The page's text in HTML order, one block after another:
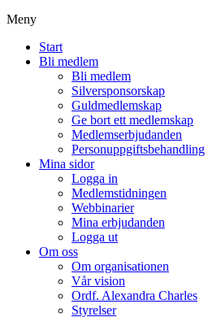
Meny
Start
Bli medlem
Bli medlem
Silversponsorskap
Guldmedlemskap
Ge bort ett medlemskap
Medlemserbjudanden
Personuppgiftsbehandling
Mina sidor
Logga in
Medlemstidningen
Webbinarier
Mina erbjudanden
Logga ut
Om oss
Om organisationen
Vår vision
Ordf. Alexandra Charles
Styrelser